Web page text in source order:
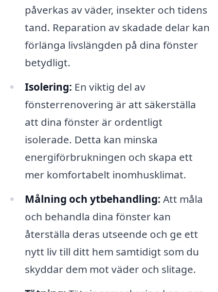
påverkas av väder, insekter och tidens
tand. Reparation av skadade delar kan
förlänga livslängden på dina fönster
betydligt.
Isolering: En viktig del av
fönsterrenovering är att säkerställa
att dina fönster är ordentligt
isolerade. Detta kan minska
energiförbrukningen och skapa ett
mer komfortabelt inomhusklimat.
Målning och ytbehandling: Att måla
och behandla dina fönster kan
återställa deras utseende och ge ett
nytt liv till ditt hem samtidigt som du
skyddar dem mot väder och slitage.